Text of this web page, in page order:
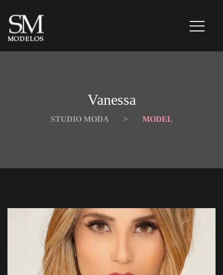
Vanessa
STUDIO MODA > MODEL